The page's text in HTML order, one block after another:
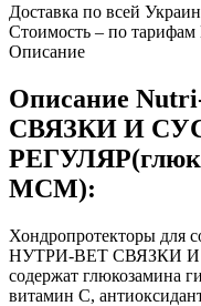
Доставка по всей
Стоимость – по
Описание
Описание
СВЯЗКИ И
МСМ):
Хондропротекторы для
НУТРИ-ВЕТ СВЯЗКИ И
содержат глюкозамина
витамин С,